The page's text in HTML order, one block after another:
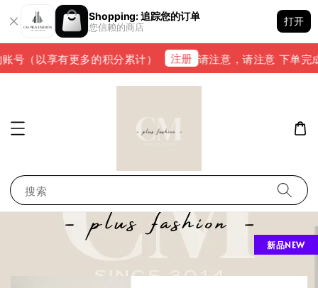
Shopping: 追踪您的订单
您信赖的商店
打开
（以享有更多的积分累计） 注册 请注意，请注意 下单完成
搜索
新品NEW